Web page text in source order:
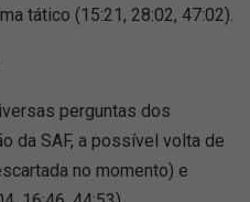
tático (15:21, 28:02, 47:02).
perguntas dos
da SAF, a possível volta de
no momento) e